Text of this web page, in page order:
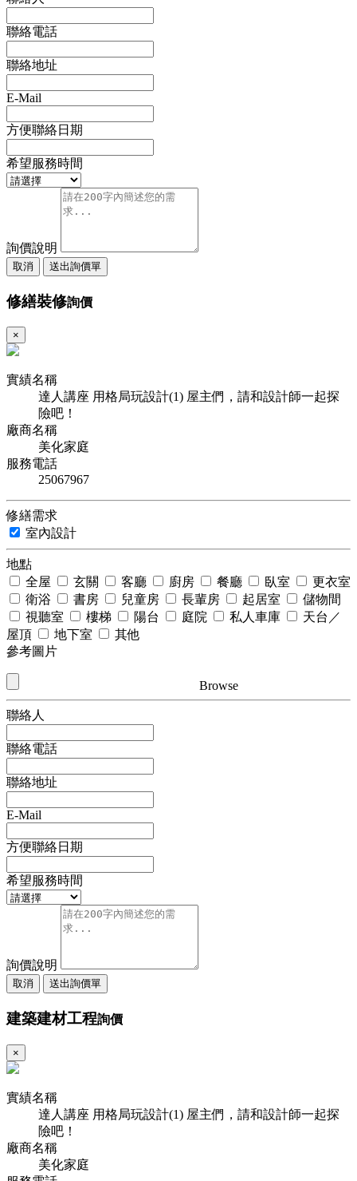
聯絡電話
聯絡地址
E-Mail
方便聯絡日期
希望服務時間
詢價說明
取消 送出詢價單
修繕裝修詢價
×
實績名稱
達人講座 用格局玩設計(1) 屋主們，請和設計師一起探
險吧！
廠商名稱
美化家庭
服務電話
25067967
修繕需求
室內設計
地點
全屋
玄關 客廳 廚房 餐廳 臥室
更衣室
衛浴
書房 兒童房 長輩房 起居室
儲物間
視聽室
樓梯 陽台 庭院 私人車庫
天台／
屋頂
地下室
其他
參考圖片
Browse
聯絡人
聯絡電話
聯絡地址
E-Mail
方便聯絡日期
希望服務時間
詢價說明
取消 送出詢價單
建築建材工程詢價
×
實績名稱
達人講座 用格局玩設計(1) 屋主們，請和設計師一起探
險吧！
廠商名稱
美化家庭